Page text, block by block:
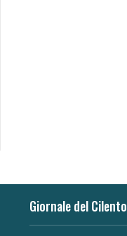
Giornale del Cilento